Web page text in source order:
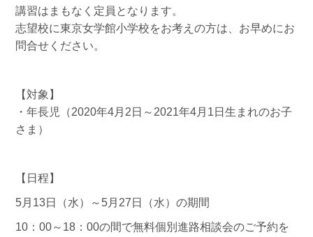
講習はまもなく定員となります。
志望校に東京女学館小学校をお考えの方は、お早めにお
問合せください。
【対象】
・年長児（2020年4月2日～2021年4月1日生まれのお子
さま）
【日程】
5月13日（水）～5月27日（水）の期間
10：00～18：00の間で無料個別進路相談会のご予約を